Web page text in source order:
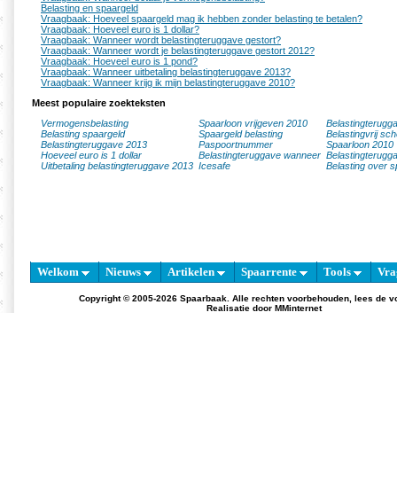
Belasting en spaargeld
Vraagbaak: Hoeveel spaargeld mag ik hebben zonder belasting te betalen?
Vraagbaak: Hoeveel euro is 1 dollar?
Vraagbaak: Wanneer wordt belastingteruggave gestort?
Vraagbaak: Wanneer wordt je belastingteruggave gestort 2012?
Vraagbaak: Hoeveel euro is 1 pond?
Vraagbaak: Wanneer uitbetaling belastingteruggave 2013?
Vraagbaak: Wanneer krijg ik mijn belastingteruggave 2010?
Meest populaire zoekteksten
Vermogensbelasting
Spaarloon vrijgeven 2010
Belasting spaargeld
Spaargeld belasting
Belastingvrij
Belastingteruggave 2013
Paspoortnummer
Spaarloon 2010
Hoeveel euro is 1 dollar
Belastingteruggave wanneer
Uitbetaling belastingteruggave 2013 Icesafe Belasting over
Welkom Nieuws Artikelen Spaarrente Tools
Copyright © 2005-2026 Spaarbaak. Alle rechten voorbehouden, lees de
Realisatie door MMinternet